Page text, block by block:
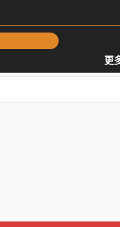
更